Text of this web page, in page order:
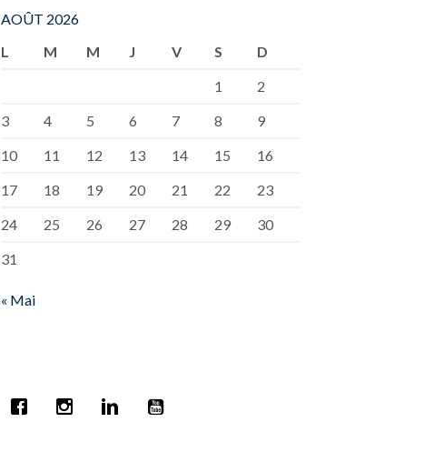
AOÛT 2026
L
M M J V S
D
1
2
3
4 5 6 7 8
9
10
11 12 13 14 15
16
17
18 19 20 21 22
23
24
25 26 27 28 29
30
31
« Mai